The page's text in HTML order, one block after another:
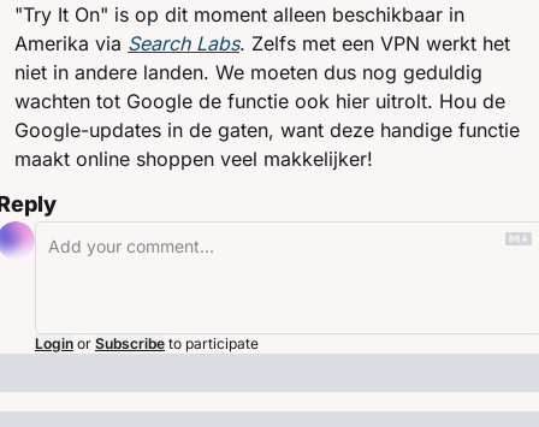
"Try It On" is op dit moment alleen beschikbaar in
Amerika via Search Labs. Zelfs met een VPN werkt het
niet in andere landen. We moeten dus nog geduldig
wachten tot Google de functie ook hier uitrolt. Hou de
Google-updates in de gaten, want deze handige functie
maakt online shoppen veel makkelijker!
Login or Subscribe to participate